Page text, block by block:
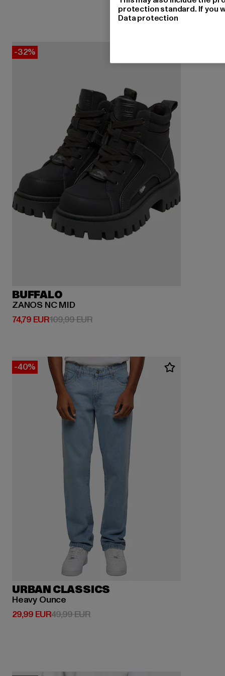
-32%
BUFFALO
ZANOS NC MID
74,79 EUR
Derzeitiger Preis: 74,79 EUR
109,99 EURAktionspreis: 109,99 EUR
-40%
URBAN CLASSICS
Heavy Ounce
29,99 EUR
Derzeitiger Preis: 29,99 EUR
49,99 EURAktionspreis: 49,99 EUR
protection standard. If you
Data protection